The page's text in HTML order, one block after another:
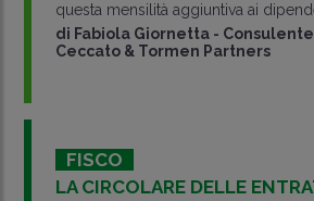
questa mensilità aggiuntiva ai
di Fabiola Giornetta -
Ceccato & Tormen Partners
FISCO
LA CIRCOLARE DELLE